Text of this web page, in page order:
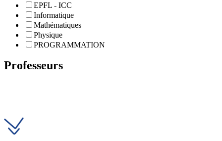
EPFL - ICC
Informatique
Mathématiques
Physique
PROGRAMMATION
Professeurs